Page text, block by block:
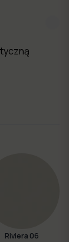
Riviera 06